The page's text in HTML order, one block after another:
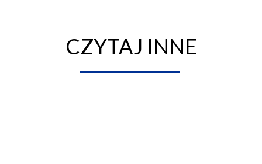
CZYTAJ INNE